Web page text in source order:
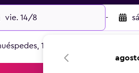
vie. 14/8 -
1 habitación